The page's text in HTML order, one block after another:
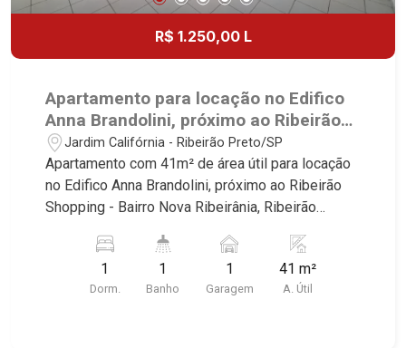
R$ 1.250,00 L
Apartamento para locação no Edifico
Anna Brandolini, próximo ao Ribeirão
Shopping - Ribeirão Preto/SP.
Jardim Califórnia - Ribeirão Preto/SP
Apartamento com 41m² de área útil para locação
no Edifico Anna Brandolini, próximo ao Ribeirão
Shopping - Bairro Nova Ribeirânia, Ribeirão
imóvel que a Martinelli Imobiliária selecionou
para você: - 41m² de área útil - 1 dormitório com
armário - Banheiro social - Sala 2 ambientes -
1
Dorm.
1
Banho
1
Garagem
41 m²
A. Útil